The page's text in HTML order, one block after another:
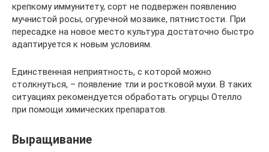
крепкому иммунитету, сорт не подвержен появлению
мучнистой росы, огуречной мозаике, пятнистости. При
пересадке на новое место культура достаточно быстро
адаптируется к новым условиям.
Единственная неприятность, с которой можно
столкнуться, – появление тли и ростковой мухи. В таких
ситуациях рекомендуется обработать огурцы Отелло
при помощи химических препаратов.
Выращивание